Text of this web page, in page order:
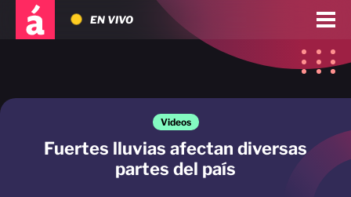
EN VIVO
Videos
Fuertes lluvias afectan diversas
partes del país